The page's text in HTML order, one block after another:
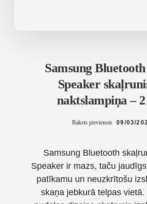
Samsung
Speaker
naktslampiņa –
Raksts pievienots 09/03/
Samsung Bluetooth
Speaker ir mazs, taču
patīkamu un neuzkrītošu
skaņa jebkurā telpas vietā.